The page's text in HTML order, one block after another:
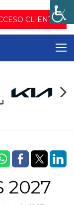
CLIENTES
2027